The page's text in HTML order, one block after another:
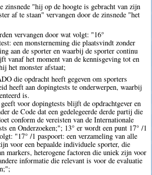
zinsnede "hij op de hoogte is gebracht van zijn
af te staan" vervangen door de zinsnede "het
vervangen door wat volgt: "16°
een monsterneming die plaatsvindt zonder
aan de sporter en waarbij de sporter continu
vanaf het moment van de kennisgeving tot en
het monster afstaat;
die opdracht heeft gegeven om sporters
heeft aan dopingtests te onderwerpen, waarbij
is.
voor dopingtests blijft de opdrachtgever en
de Code dat een gedelegeerde derde partij die
conform de vereisten van de Internationale
en Onderzoeken;"; 13° er wordt een punt 17° /1
"17° /1 paspoort: een verzameling van alle
voor een bepaalde individuele sporter, die
markers, heterogene factoren die uniek zijn voor
informatie die relevant is voor de evaluatie